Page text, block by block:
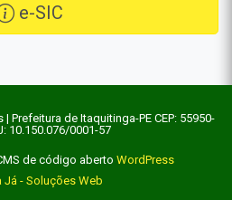
e-SIC
Prefeitura de Itaquitinga-PE CEP: 55950-
10.150.076/0001-57
de código aberto WordPress
Já - Soluções Web